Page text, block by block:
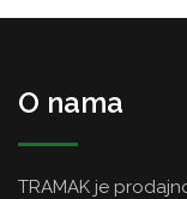
O nama
TRAMAK je